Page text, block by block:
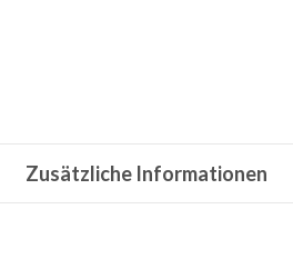
Zusätzliche Informationen